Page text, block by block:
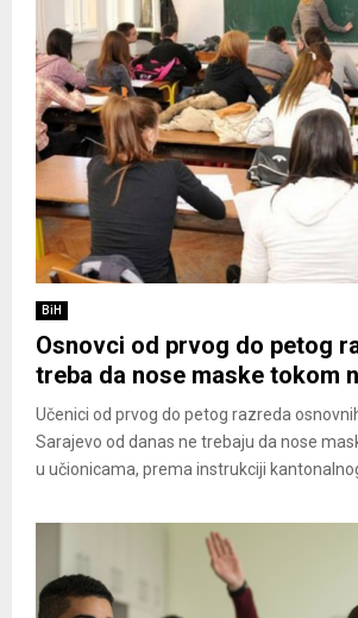
BiH
Osnovci od prvog do petog
treba da nose maske tokom
Učenici od prvog do petog razreda
Sarajevo od danas ne trebaju da nose
u učionicama, prema instrukciji